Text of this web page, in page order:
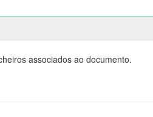
associados ao documento.